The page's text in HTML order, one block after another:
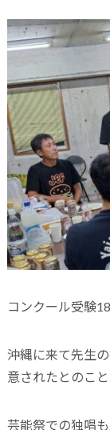
コンクール受験
沖縄に来て先生
意されたとのこと
芸能祭での独唱